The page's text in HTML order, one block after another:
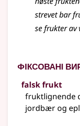
strevet bar
sefrukterav
Фіксовані
falsk frukt
fruktlignende
jordbær og